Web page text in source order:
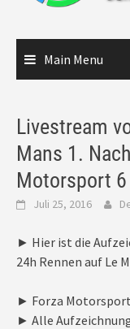
Main Menu
Livestream
Mans 1.
Motorsport 6
Juli 25, 2016
► Hier ist die
24h Rennen auf Le
► Forza
► Alle